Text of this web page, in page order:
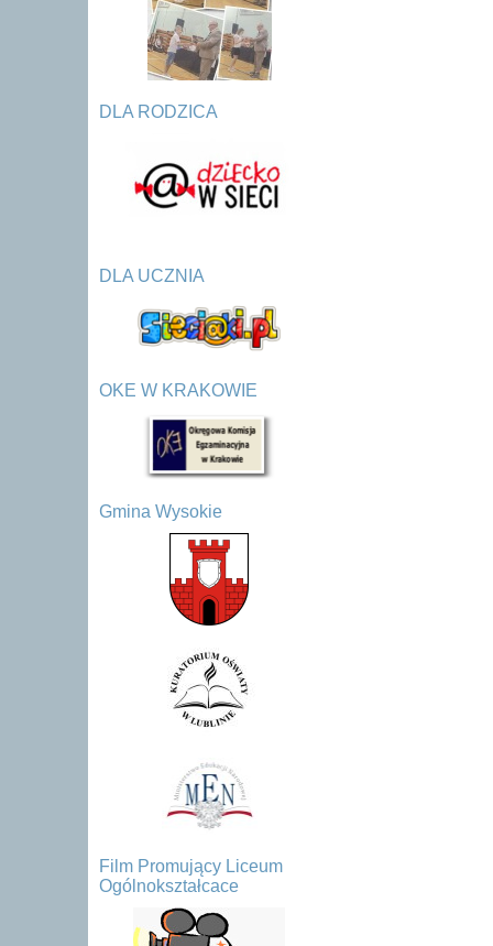
DLA RODZICA
DLA UCZNIA
OKE W KRAKOWIE
Gmina Wysokie
Film Promujący Liceum
Ogólnokształcace